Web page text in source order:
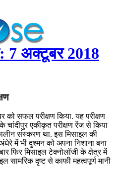
7 अक्टूबर 2018
को सफल परीक्षण किया. यह परीक्षण
चांदीपुर एकीकृत परीक्षण रेंज से किया
संस्करण था. इस मिसाइल की
में भी दुश्मन को अपना निशाना बना
फिर मिसाइल टेक्नोलॉजी के क्षेत्र में
सामरिक दृष्ट से काफी महत्वपूर्ण मानी